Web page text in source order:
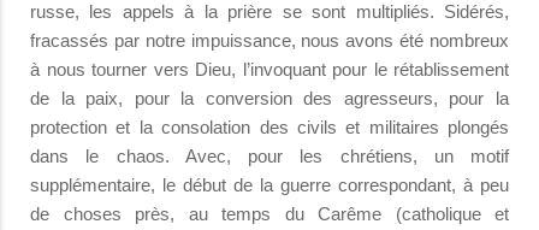
russe, les appels à la prière se sont multipliés. Sidérés,
fracassés par notre impuissance, nous avons été nombreux
à nous tourner vers Dieu, l’invoquant pour le rétablissement
de la paix, pour la conversion des agresseurs, pour la
protection et la consolation des civils et militaires plongés
dans le chaos. Avec, pour les chrétiens, un motif
supplémentaire, le début de la guerre correspondant, à peu
de choses près, au temps du Carême (catholique et